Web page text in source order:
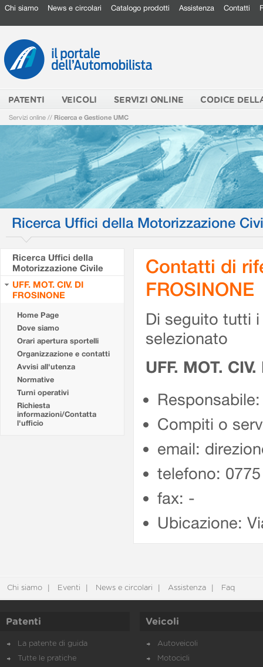
Chi siamo News e circolari Catalogo prodotti Assistenza Contatti
PATENTI VEICOLI SERVIZI ONLINE CODICE
Servizi online // Ricerca e Gestione UMC
Ricerca Uffici della Motorizzazione
Ricerca Uffici della
Motorizzazione Civile
UFF. MOT. CIV. DI
FROSINONE
Home Page
Dove siamo
Orari apertura sportelli
Organizzazione e contatti
Avvisi all'utenza
Normative
Turni operativi
Richiesta
informazioni/Contatta
l'ufficio
Contatti di
FROSINONE
Di seguito tutti
selezionato
UFF. MOT.
Compiti o
email:
telefono:
fax: -
Ubicazione:
Chi siamo Eventi News e circolari Assistenza Faq
Patenti
La patente di guida
Tutte le pratiche
Veicoli
Autoveicoli
Motocicli